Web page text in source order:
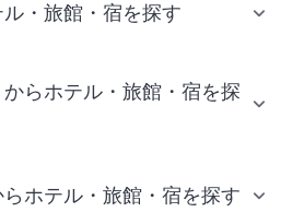
・旅館・宿を探す
らホテル・旅館・宿を探
ホテル・旅館・宿を探す